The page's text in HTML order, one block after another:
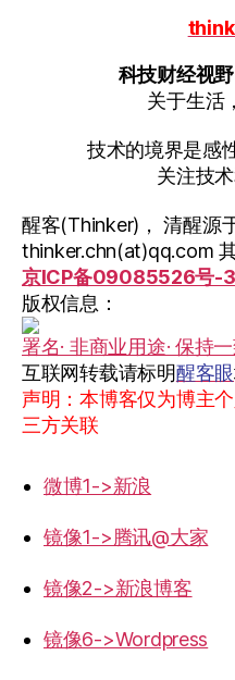
科技财经视
关于生活
技术的境界是感
关注技
醒客(Thinker)， 清醒源
thinker.chn(at)qq.com
京ICP备09085526号-3
版权信息：
署名· 非商业用途· 保持
互联网转载请标明醒客眼
声明：本博客仅为博主
三方关联
微博1->新浪
镜像1->腾讯@大家
镜像2->新浪博客
镜像6->Wordpress